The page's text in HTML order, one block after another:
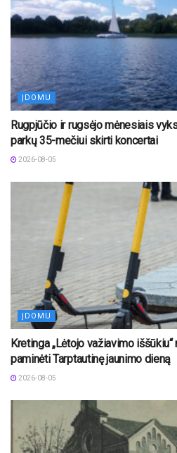
ĮDOMU
Rugpjūčio ir rugsėjo mėnesiais
parkų 35-mečiui skirti koncertai
2026-08-05
ĮDOMU
Kretinga „Lėtojo važiavimo
paminėti Tarptautinę jaunimo dieną
2026-08-05